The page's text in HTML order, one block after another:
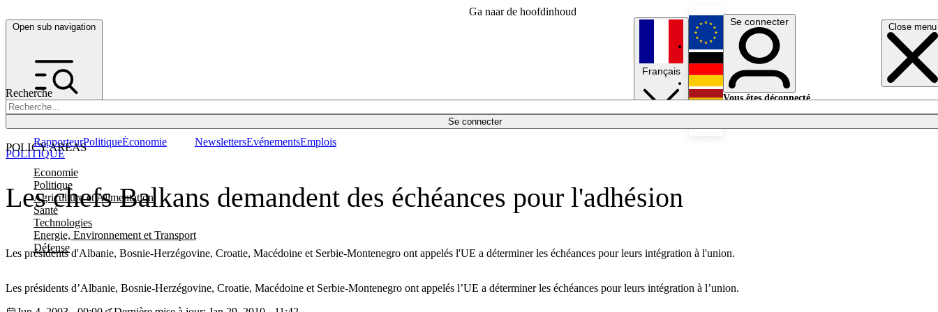
Ga naar de hoofdinhoud
Open sub navigation Close menu
Recherche
Se connecter
POLICY AREAS
Economie
Politique
Agriculture et Alimentation
Santé
Technologies
Energie, Environnement et Transport
Défense
RapporteurPolitiqueÉconomie NewslettersEvénementsEmplois
Français
English
Deutsch
Se connecter
Vous êtes déconnecté.
Les chefs Balkans demandent des échéances pour l'adhésion
Les présidents d'Albanie, Bosnie-Herzégovine, Croatie, Macédoine et Serbie-Montenegro ont appelés l'UE a déterminer les échéances pour leurs intégration à l'union.
POLITIQUE
Les présidents d’Albanie, Bosnie-Herzégovine, Croatie, Macédoine et Serbie-Montenegro ont appelés l’UE a déterminer les échéances pour leurs intégration à l’union.